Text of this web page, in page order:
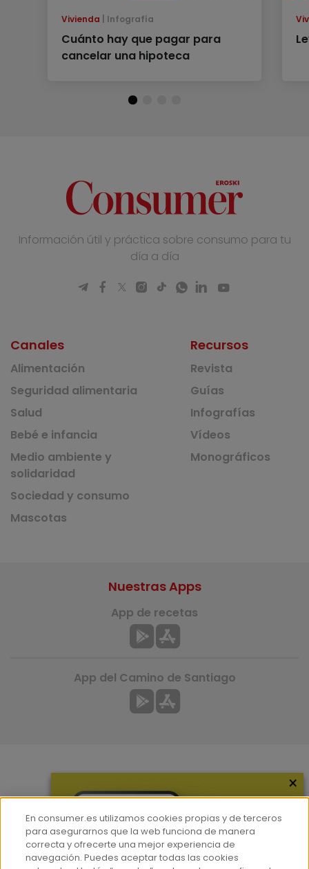
Vivienda Infografía
Cuánto hay que pagar para
cancelar una hipoteca
Información útil y práctica sobre consumo para tu
día a día
Canales
Alimentación
Seguridad alimentaria
Salud
Bebé e infancia
Medio ambiente y
solidaridad
Sociedad y consumo
Mascotas
Recursos
Revista
Guías
Infografías
Vídeos
Monográficos
Hemeroteca
Contacto
Nuestras Apps
App de recetas
App del Camino de Santiago
×
En consumer.es utilizamos cookies propias y de terceros
para asegurarnos que la web funciona de manera
correcta y ofrecerte una mejor experiencia de
navegación. Puedes aceptar todas las cookies